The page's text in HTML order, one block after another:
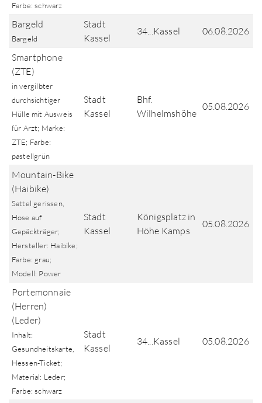
Farbe: schwarz
Bargeld
Bargeld
Stadt
Kassel
34...Kassel 06.08.2026
Smartphone
(ZTE)
in vergilbter
durchsichtiger
Hülle mit Ausweis
für Arzt; Marke:
ZTE; Farbe:
pastellgrün
Stadt
Kassel
Bhf.
Wilhelmshöhe
05.08.2026
Mountain-Bike
(Haibike)
Sattel gerissen,
Hose auf
Gepäckträger;
Hersteller: Haibike;
Farbe: grau;
Modell: Power
Stadt
Kassel
Königsplatz in
Höhe Kamps
05.08.2026
Portemonnaie
(Herren)
(Leder)
Inhalt:
Gesundheitskarte,
Hessen-Ticket;
Material: Leder;
Farbe: schwarz
Stadt
Kassel
34...Kassel 05.08.2026